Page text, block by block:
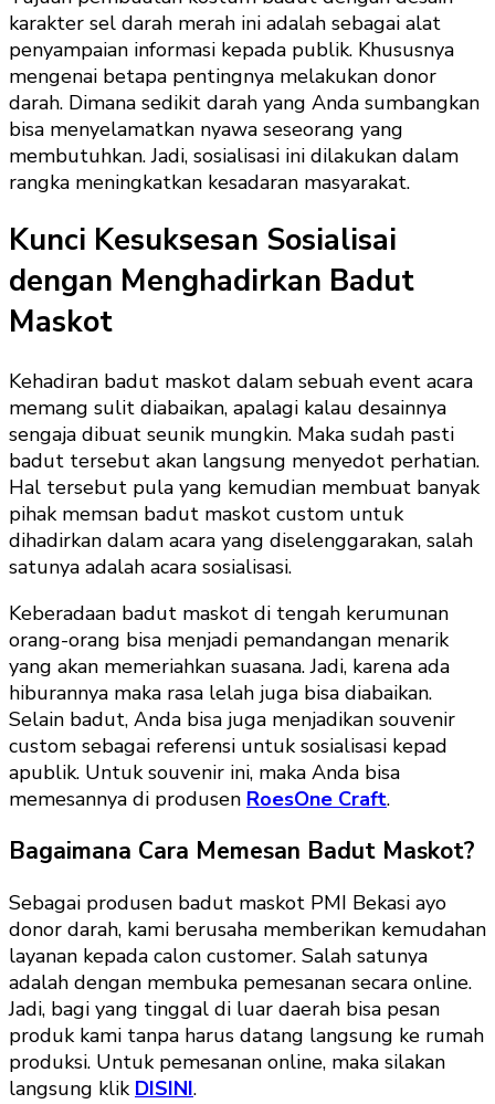
karakter sel darah merah ini adalah sebagai alat
penyampaian informasi kepada publik. Khususnya
mengenai betapa pentingnya melakukan donor
darah. Dimana sedikit darah yang Anda sumbangkan
bisa menyelamatkan nyawa seseorang yang
membutuhkan. Jadi, sosialisasi ini dilakukan dalam
rangka meningkatkan kesadaran masyarakat.
Kunci Kesuksesan Sosialisai
dengan Menghadirkan Badut
Maskot
Kehadiran badut maskot dalam sebuah event acara
memang sulit diabaikan, apalagi kalau desainnya
sengaja dibuat seunik mungkin. Maka sudah pasti
badut tersebut akan langsung menyedot perhatian.
Hal tersebut pula yang kemudian membuat banyak
pihak memsan badut maskot custom untuk
dihadirkan dalam acara yang diselenggarakan, salah
satunya adalah acara sosialisasi.
Keberadaan badut maskot di tengah kerumunan
orang-orang bisa menjadi pemandangan menarik
yang akan memeriahkan suasana. Jadi, karena ada
hiburannya maka rasa lelah juga bisa diabaikan.
Selain badut, Anda bisa juga menjadikan souvenir
custom sebagai referensi untuk sosialisasi kepad
apublik. Untuk souvenir ini, maka Anda bisa
memesannya di produsen RoesOne Craft.
Bagaimana Cara Memesan Badut Maskot?
Sebagai produsen badut maskot PMI Bekasi ayo
donor darah, kami berusaha memberikan kemudahan
layanan kepada calon customer. Salah satunya
adalah dengan membuka pemesanan secara online.
Jadi, bagi yang tinggal di luar daerah bisa pesan
produk kami tanpa harus datang langsung ke rumah
produksi. Untuk pemesanan online, maka silakan
langsung klik DISINI.